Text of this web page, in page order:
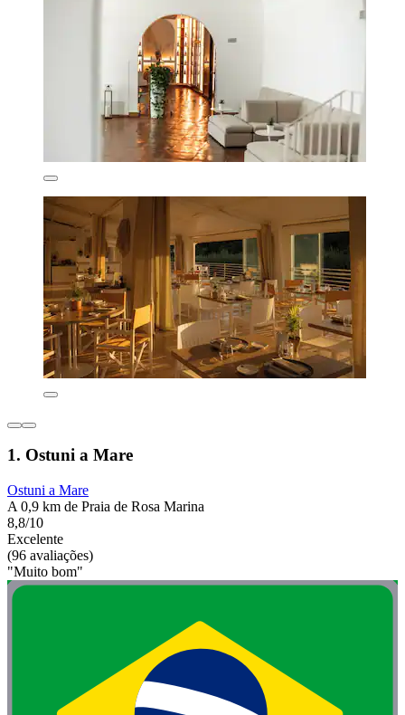
1. Ostuni a Mare
Ostuni a Mare
A 0,9 km de Praia de Rosa Marina
8,8/10
Excelente
(96 avaliações)
"Muito bom"